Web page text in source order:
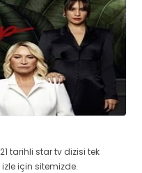
tarihli star tv dizisi tek
için sitemizde.